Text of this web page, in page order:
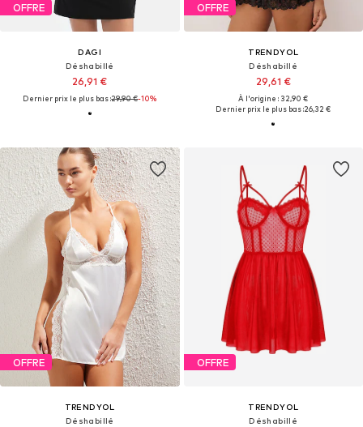
OFFRE
DAGI
Déshabillé
26,91 €
Dernier prix le plus bas :29,90 €-10%
OFFRE
TRENDYOL
Déshabillé
29,61 €
À l'origine : 32,90 €
Dernier prix le plus bas :26,32 €
OFFRE
TRENDYOL
Déshabillé
OFFRE
TRENDYOL
Déshabillé